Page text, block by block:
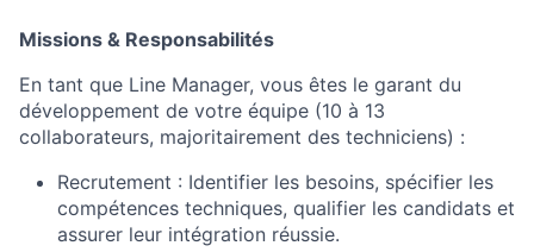
Missions & Responsabilités
En tant que Line Manager, vous êtes le garant du
développement de votre équipe (10 à 13
collaborateurs, majoritairement des techniciens) :
Recrutement : Identifier les besoins, spécifier les
compétences techniques, qualifier les candidats et
assurer leur intégration réussie.